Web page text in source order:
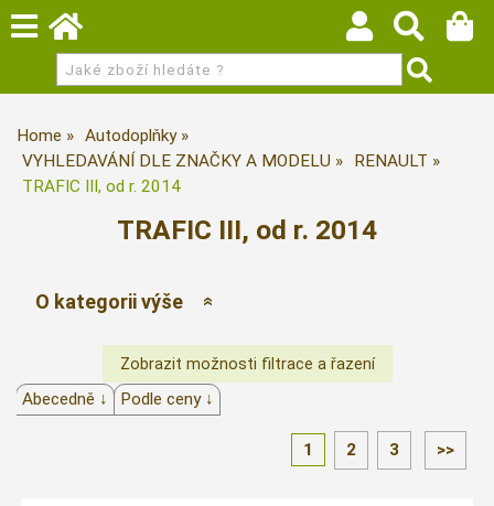
Home
Autodoplňky
VYHLEDAVÁNÍ DLE ZNAČKY A MODELU
RENAULT
TRAFIC III, od r. 2014
TRAFIC III, od r. 2014
O kategorii výše
Abecedně ↓ Podle ceny ↓
1 2 3 >>